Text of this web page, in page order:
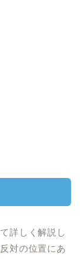
詳しく解説し
対の位置にあ